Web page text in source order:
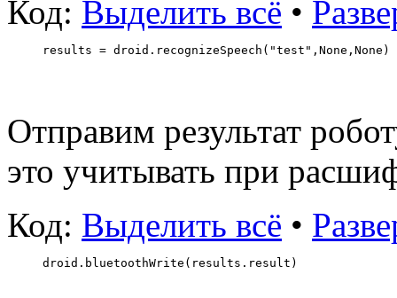
Код: Выделить всё •
results = droid.recognizeSpeech("test",None,None)
Отправим результат
это учитывать при
Код: Выделить всё •
droid.bluetoothWrite(results.result)